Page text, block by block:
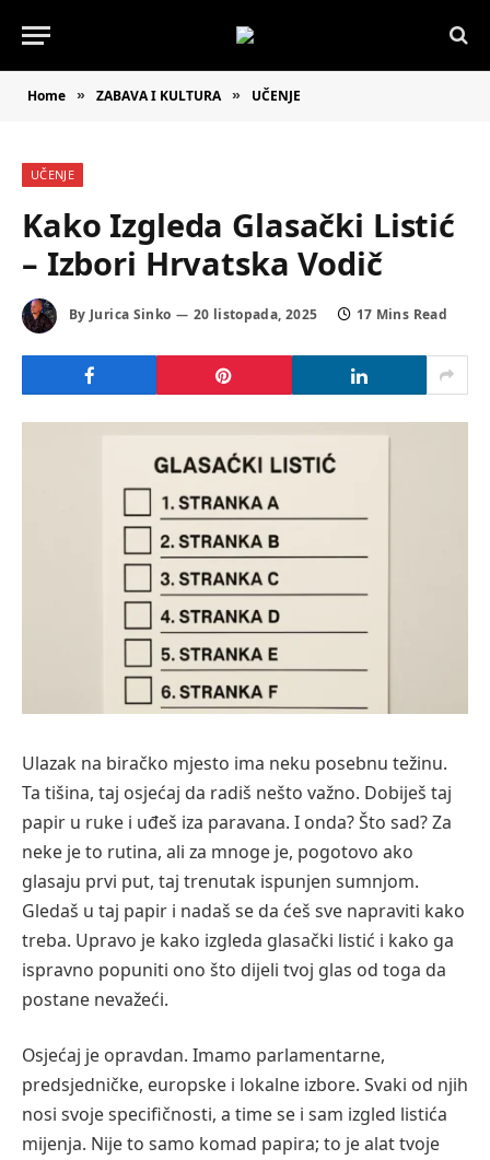
Home » ZABAVA I KULTURA » UČENJE
UČENJE
Kako Izgleda Glasački Listić
– Izbori Hrvatska Vodič
By Jurica Sinko 20 listopada, 2025 17 Mins Read
Ulazak na biračko mjesto ima neku posebnu težinu.
Ta tišina, taj osjećaj da radiš nešto važno. Dobiješ taj
papir u ruke i uđeš iza paravana. I onda? Što sad? Za
neke je to rutina, ali za mnoge je, pogotovo ako
glasaju prvi put, taj trenutak ispunjen sumnjom.
Gledaš u taj papir i nadaš se da ćeš sve napraviti kako
treba. Upravo je kako izgleda glasački listić i kako ga
ispravno popuniti ono što dijeli tvoj glas od toga da
postane nevažeći.
Osjećaj je opravdan. Imamo parlamentarne,
predsjedničke, europske i lokalne izbore. Svaki od njih
nosi svoje specifičnosti, a time se i sam izgled listića
mijenja. Nije to samo komad papira; to je alat tvoje